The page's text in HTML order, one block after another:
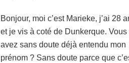
Bonjour, moi c’est Marieke, j’ai 28
et je vis à coté de Dunkerque. Vous
avez sans doute déjà entendu mon
prénom ? Sans doute parce que